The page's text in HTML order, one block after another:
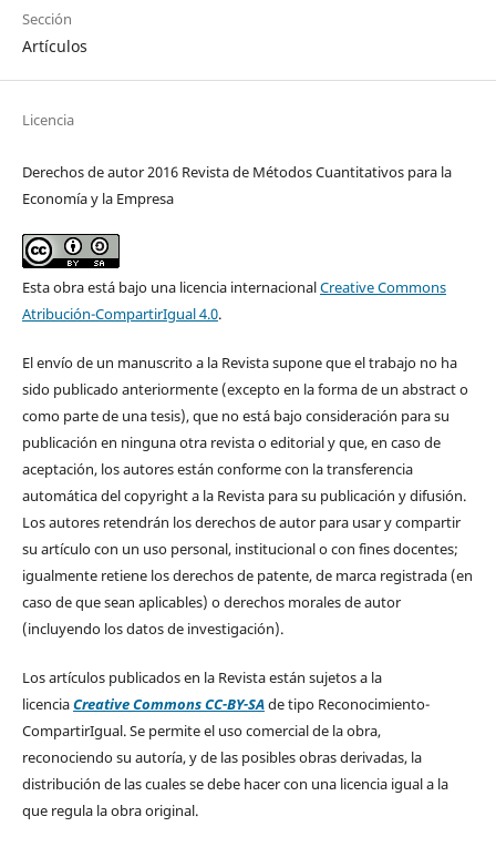
Sección
Artículos
Licencia
Derechos de autor 2016 Revista de Métodos Cuantitativos para la
Economía y la Empresa
Esta obra está bajo una licencia internacionalCreative Commons
Atribución-CompartirIgual 4.0.
El envío de un manuscrito a la Revista supone que el trabajo no ha
sido publicado anteriormente (excepto en la forma de un abstract o
como parte de una tesis), que no está bajo consideración para su
publicación en ninguna otra revista o editorial y que, en caso de
aceptación, los autores están conforme con la transferencia
automática del copyright a la Revista para su publicación y difusión.
Los autores retendrán los derechos de autor para usar y compartir
su artículo con un uso personal, institucional o con fines docentes;
igualmente retiene los derechos de patente, de marca registrada (en
caso de que sean aplicables) o derechos morales de autor
(incluyendo los datos de investigación).
Los artículos publicados en la Revista están sujetos a la
licenciaCreative Commons CC-BY-SAde tipo Reconocimiento-
CompartirIgual. Se permite el uso comercial de la obra,
reconociendo su autoría, y de las posibles obras derivadas, la
distribución de las cuales se debe hacer con una licencia igual a la
que regula la obra original.